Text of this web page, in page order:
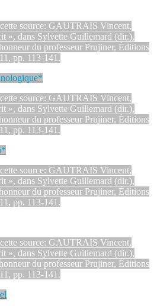
source: GAUTRAIS Vincent,
», dans Sylvette Guillemard (dir.),
du professeur Prujiner, Éditions
pp. 113-141.
source: GAUTRAIS Vincent,
», dans Sylvette Guillemard (dir.),
du professeur Prujiner, Éditions
pp. 113-141.
source: GAUTRAIS Vincent,
», dans Sylvette Guillemard (dir.),
du professeur Prujiner, Éditions
pp. 113-141.
source: GAUTRAIS Vincent,
», dans Sylvette Guillemard (dir.),
du professeur Prujiner, Éditions
pp. 113-141.